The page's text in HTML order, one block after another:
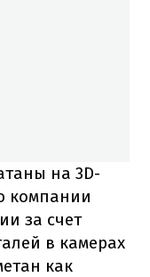
на 3D-
компании
за счет
в камерах
как